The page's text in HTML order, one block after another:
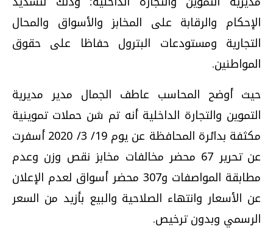
الإحكام والرقابة على المخابز والأسواق والمحال
التجارية ومستودعات البترول حفاظا على حقوق
المواطنين.
حيث أوضح المحاسب عاطف الجمال مدير مديرية
التموين والتجارة الداخلية أنه تم شن حملات تموينية
مكثفة بدائرة المحافظة عن يوم 19/ 3/ 2020 أسفرت
عن تحرير 67 محضر مخالفات مخابز نقص وزن وعدم
مطابقة المواصفات و307 محضر أسواق لعدم الإعلان
عن الأسعار وانتهاء الصلاحية والبيع بأزيد من السعر
الرسمي وبدون ترخيص.